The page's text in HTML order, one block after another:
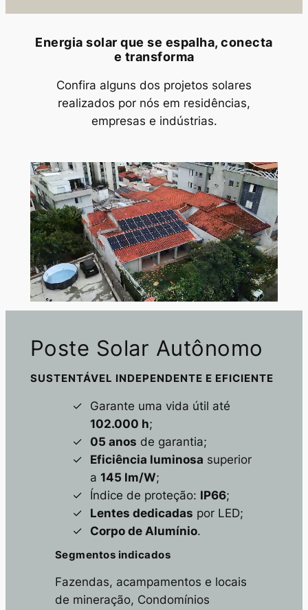
Energia solar que se espalha, conecta
e transforma
Confira alguns dos projetos solares
realizados por nós em residências,
empresas e indústrias.
Poste Solar Autônomo
SUSTENTÁVEL INDEPENDENTE E EFICIENTE
Garante uma vida útil até
102.000 h;
05 anos de garantia;
Eficiência luminosa superior
a 145 lm/W;
Índice de proteção: IP66;
Lentes dedicadas por LED;
Corpo de Alumínio.
Segmentos indicados
Fazendas, acampamentos e locais
de mineração, Condomínios